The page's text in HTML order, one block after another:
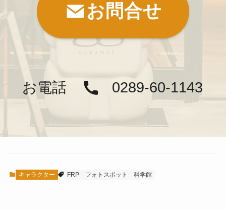
お問合せ
お電話 0289-60-1143
キャラクター FRP フォトスポット 科学館